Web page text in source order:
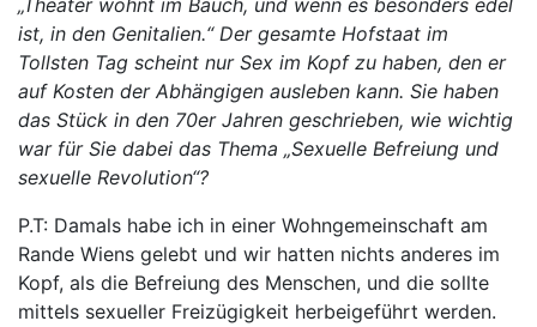
„Theater wohnt im Bauch, und wenn es besonders edel
ist, in den Genitalien.“ Der gesamte Hofstaat im
Tollsten Tag scheint nur Sex im Kopf zu haben, den er
auf Kosten der Abhängigen ausleben kann. Sie haben
das Stück in den 70er Jahren geschrieben, wie wichtig
war für Sie dabei das Thema „Sexuelle Befreiung und
sexuelle Revolution“?
P.T: Damals habe ich in einer Wohngemeinschaft am
Rande Wiens gelebt und wir hatten nichts anderes im
Kopf, als die Befreiung des Menschen, und die sollte
mittels sexueller Freizügigkeit herbeigeführt werden.